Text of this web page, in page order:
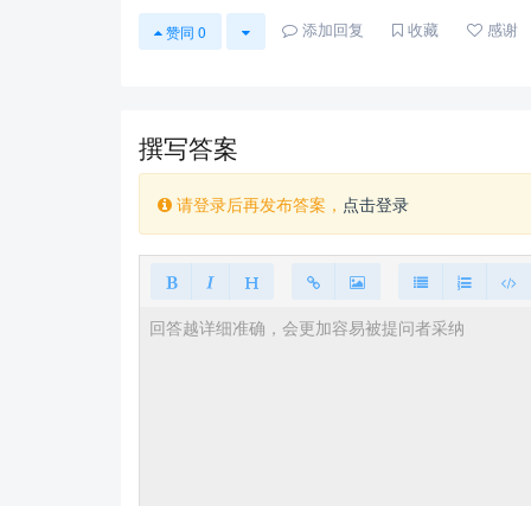
赞同 0 添加回复 收藏 感谢
撰写答案
请登录后再发布答案， 点击登录